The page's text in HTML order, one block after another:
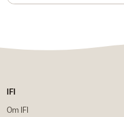
IFI
Om IFI